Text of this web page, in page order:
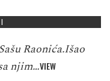
Raonića.Išao
njim…VIEW